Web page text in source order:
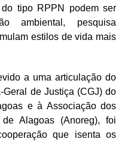
tipo RPPN podem ser
ambiental, pesquisa
estilos de vida mais
a uma articulação do
Geral de Justiça (CGJ) do
e à Associação dos
Alagoas (Anoreg), foi
que isenta os